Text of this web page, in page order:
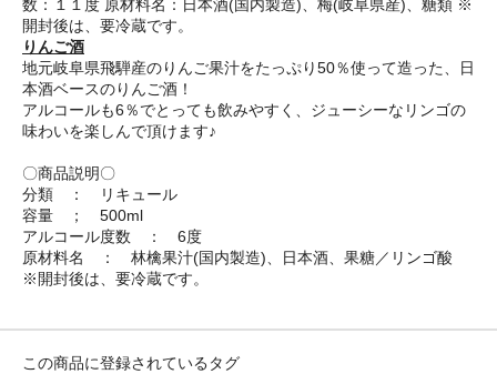
数：１１度 原材料名：日本酒(国内製造)、梅(岐阜県産)、糖類 ※
開封後は、要冷蔵です。
りんご酒
地元岐阜県飛騨産のりんご果汁をたっぷり50％使って造った、日
本酒ベースのりんご酒！
アルコールも6％でとっても飲みやすく、ジューシーなリンゴの
味わいを楽しんで頂けます♪
〇商品説明〇
分類 ： リキュール
容量 ； 500ml
アルコール度数 ： 6度
原材料名 ： 林檎果汁(国内製造)、日本酒、果糖／リンゴ酸
※開封後は、要冷蔵です。
この商品に登録されているタグ